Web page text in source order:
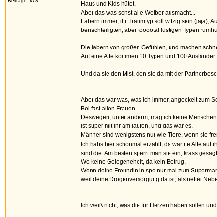
Haus und Kids hütet.
Aber das was sonst alle Weiber ausmacht...
Labern immer, ihr Traumtyp soll witzig sein (jaja),
benachteiligten, aber tooootal lustigen Typen
Die labern von großen Gefühlen, und machen
Auf eine Alte kommen 10 Typen und 100
Und da sie den Mist, den sie da mit der
Aber das war was, was ich immer, angeekelt zum
Bei fast allen Frauen.
Deswegen, unter anderm, mag ich keine
ist super mit ihr am laufen, und das war es.
Männer sind wenigstens nur wie Tiere, wenn sie
Ich habs hier schonmal erzählt, da war ne Alte
sind die. Am besten sperrt man sie ein, krass
Wo keine Gelegeneheit, da kein Betrug.
Wenn deine Freundin in spe nur mal zum
weil deine Drogenversorgung da ist, als netter
Ich weiß nicht, was die für Herzen haben sollen